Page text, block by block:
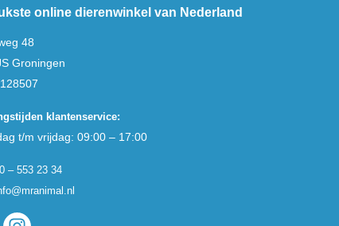
online dierenwinkel van Nederland
48
Groningen
klantenservice:
t/m vrijdag: 09:00 – 17:00
– 553 23 34